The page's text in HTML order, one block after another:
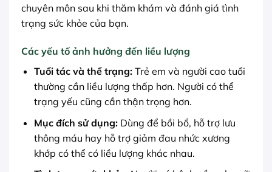
chuyên môn sau khi thăm khám và đánh giá tình
trạng sức khỏe của bạn.
Các yếu tố ảnh hưởng đến liều lượng
Tuổi tác và thể trạng:Trẻ em và người cao tuổi
thường cần liều lượng thấp hơn. Người có thể
trạng yếu cũng cần thận trọng hơn.
Mục đích sử dụng:Dùng để bồi bổ, hỗ trợ lưu
thông máu hay hỗ trợ giảm đau nhức xương
khớp có thể có liều lượng khác nhau.